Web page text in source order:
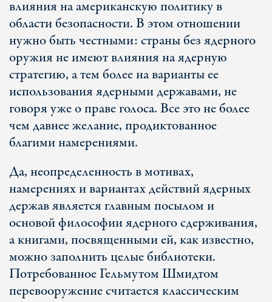
влияния на американскую политику в
области безопасности. В этом отношении
нужно быть честными: страны без ядерного
оружия не имеют влияния на ядерную
стратегию, а тем более на варианты ее
использования ядерными державами, не
говоря уже о праве голоса. Все это не более
чем давнее желание, продиктованное
благими намерениями.
Да, неопределенность в мотивах,
намерениях и вариантах действий ядерных
держав является главным посылом и
основой философии ядерного сдерживания,
а книгами, посвященными ей, как известно,
можно заполнить целые библиотеки.
Потребованное Гельмутом Шмидтом
перевооружение считается классическим